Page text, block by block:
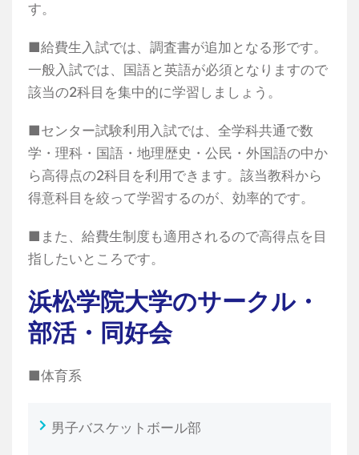
す。
■給費生入試では、調査書が追加となる形です。
一般入試では、国語と英語が必須となりますので
該当の2科目を集中的に学習しましょう。
■センター試験利用入試では、全学科共通で数
学・理科・国語・地理歴史・公民・外国語の中か
ら高得点の2科目を利用できます。該当教科から
得意科目を絞って学習するのが、効率的です。
■また、給費生制度も適用されるので高得点を目
指したいところです。
浜松学院大学のサークル・
部活・同好会
■体育系
男子バスケットボール部